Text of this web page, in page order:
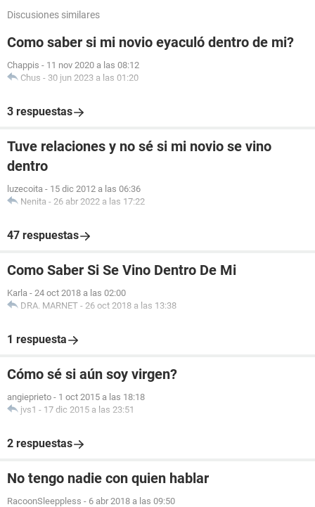
Discusiones similares
Como saber si mi novio eyaculó dentro de mi?
Chappis - 11 nov 2020 a las 08:12
Chus - 30 jun 2023 a las 01:20
3 respuestas
Tuve relaciones y no sé si mi novio se vino
dentro
luzecoita - 15 dic 2012 a las 06:36
Nenita - 26 abr 2022 a las 17:22
47 respuestas
Como Saber Si Se Vino Dentro De Mi
Karla - 24 oct 2018 a las 02:00
DRA. MARNET - 26 oct 2018 a las 13:38
1 respuesta
Cómo sé si aún soy virgen?
angieprieto - 1 oct 2015 a las 18:18
jvs1 - 17 dic 2015 a las 23:51
2 respuestas
No tengo nadie con quien hablar
RacoonSleeppless - 6 abr 2018 a las 09:50